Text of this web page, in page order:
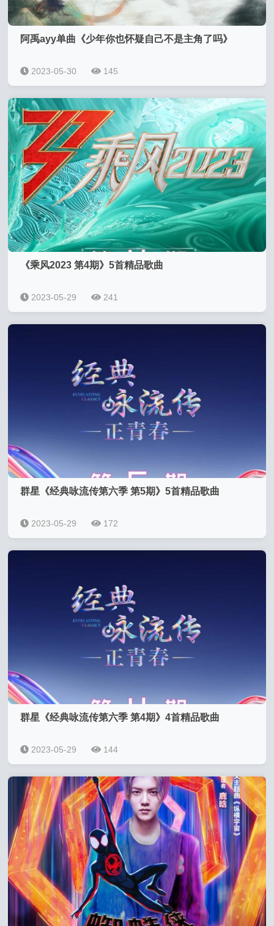
阿禹ayy单曲《少年你也怀疑自己不是主角了吗》
2023-05-30 145
《乘风2023 第4期》5首精品歌曲
2023-05-29 241
群星《经典咏流传第六季 第5期》5首精品歌曲
2023-05-29 172
群星《经典咏流传第六季 第4期》4首精品歌曲
2023-05-29 144